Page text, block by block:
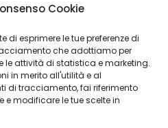
Cookie
di esprimere le tue preferenze di
che adottiamo per
le attività di statistica e marketing.
in merito all'utilità e al
di tracciamento, fai riferimento
e modificare le tue scelte in